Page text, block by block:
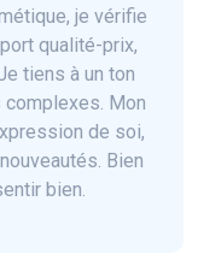
je vérifie
qualité-prix,
tiens à un ton
Mon
de soi,
Bien
bien.